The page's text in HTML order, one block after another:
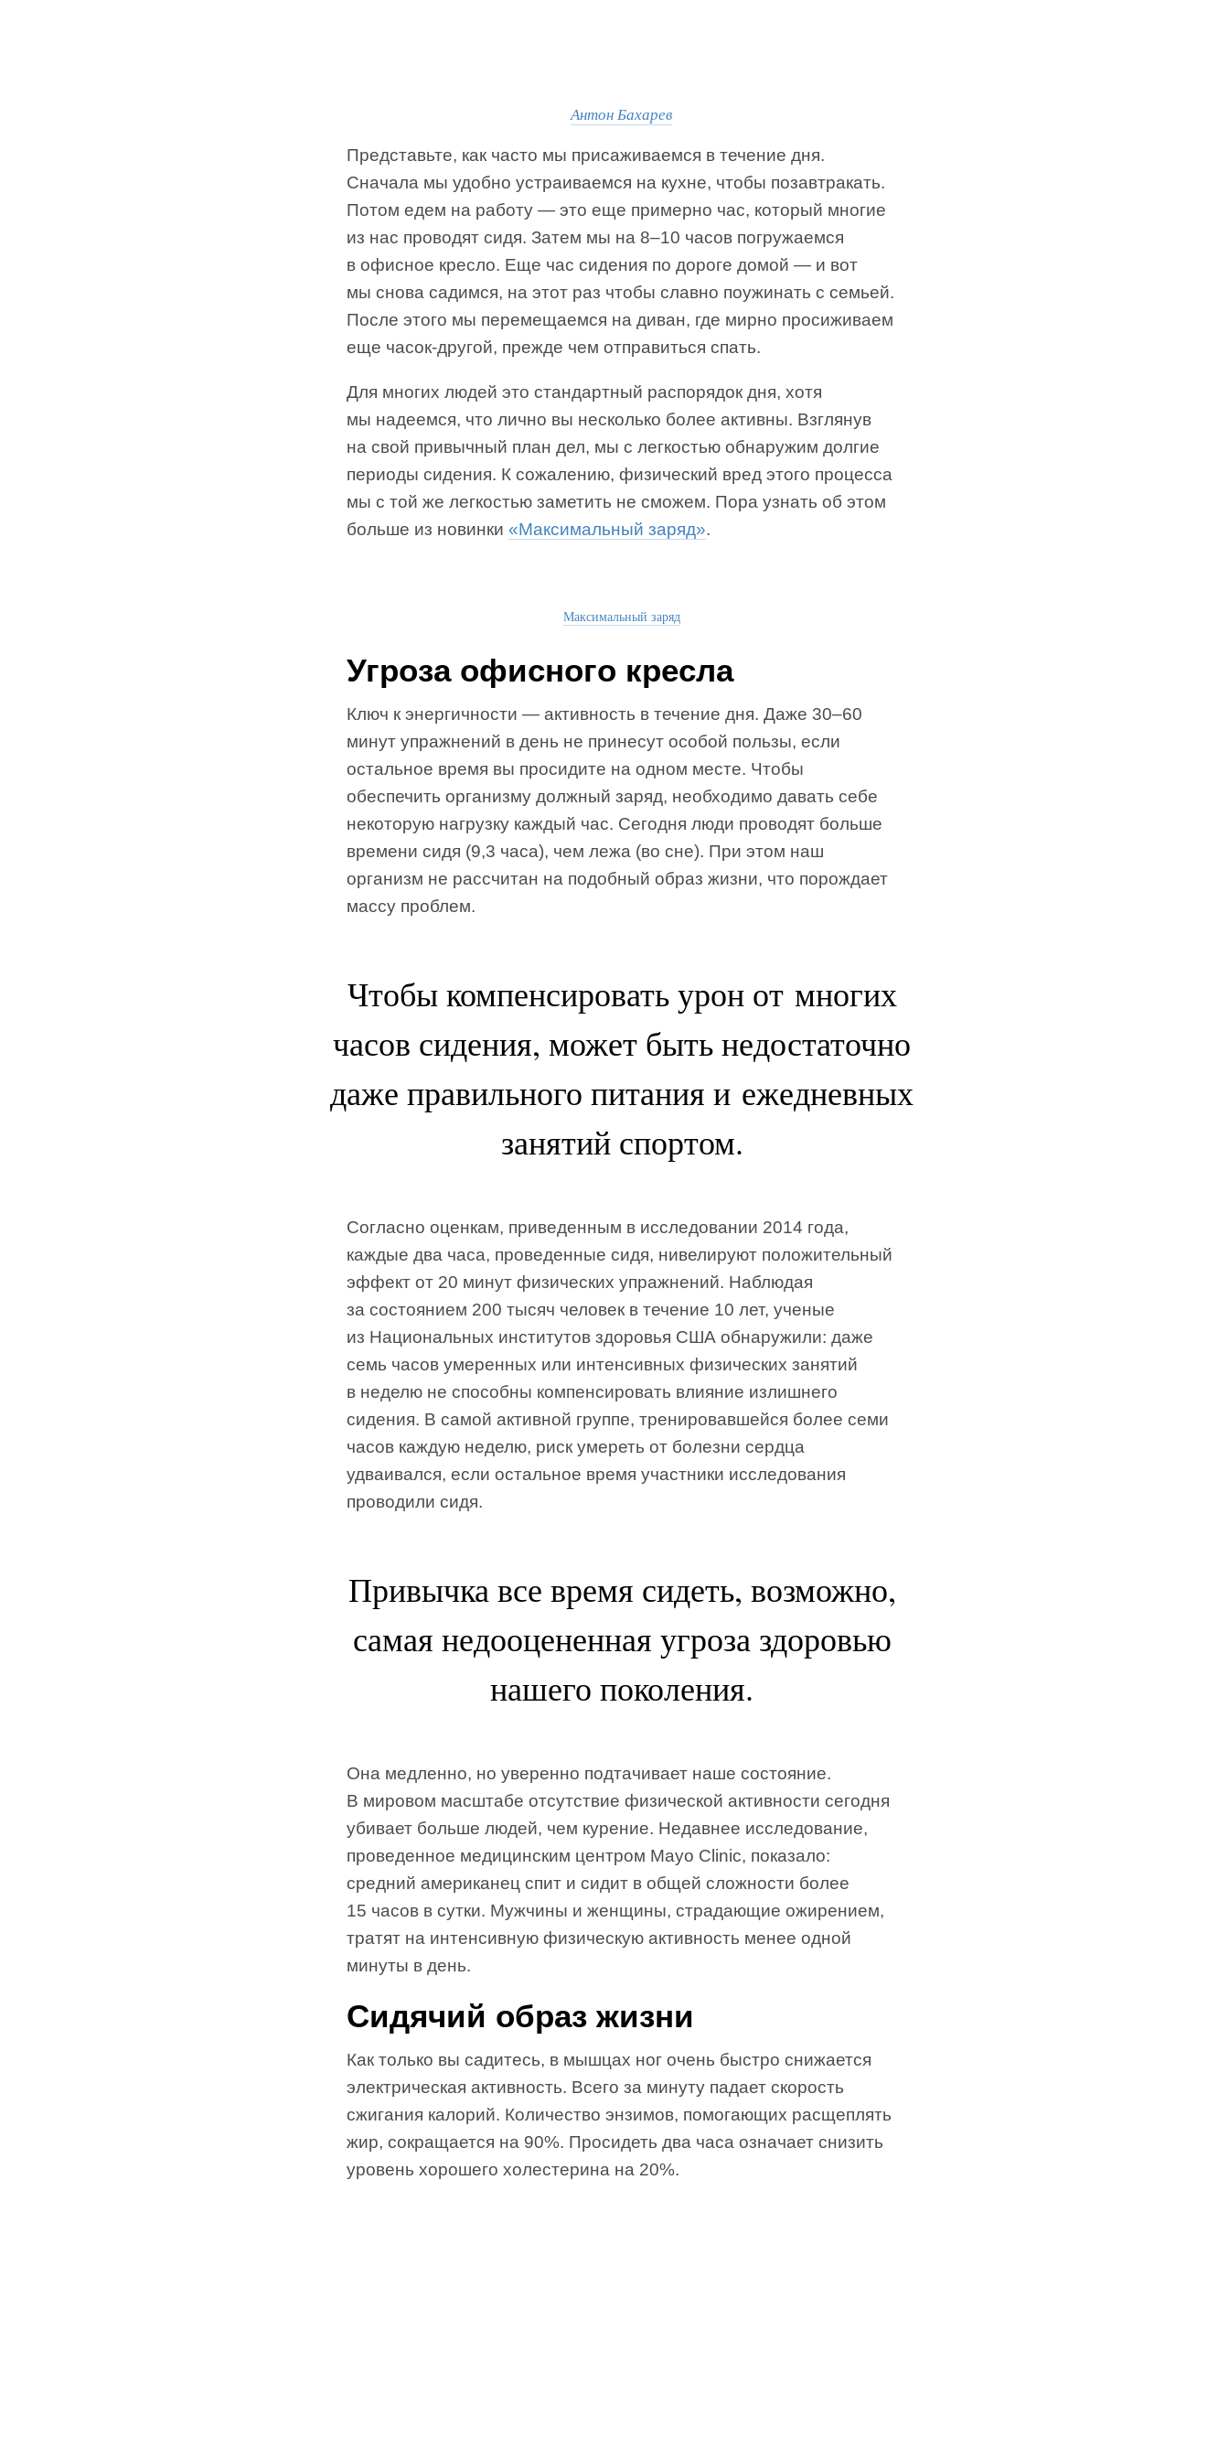
Антон Бахарев
Представьте, как часто мы присаживаемся в течение дня.
Сначала мы удобно устраиваемся на кухне, чтобы позавтракать.
Потом едем на работу — это еще примерно час, который многие
из нас проводят сидя. Затем мы на 8–10 часов погружаемся
в офисное кресло. Еще час сидения по дороге домой — и вот
мы снова садимся, на этот раз чтобы славно поужинать с семьей.
После этого мы перемещаемся на диван, где мирно просиживаем
еще часок-другой, прежде чем отправиться спать.
Для многих людей это стандартный распорядок дня, хотя
мы надеемся, что лично вы несколько более активны. Взглянув
на свой привычный план дел, мы с легкостью обнаружим долгие
периоды сидения. К сожалению, физический вред этого процесса
мы с той же легкостью заметить не сможем. Пора узнать об этом
больше из новинки «Максимальный заряд».
Максимальный заряд
Угроза офисного кресла
Ключ к энергичности — активность в течение дня. Даже 30–60
минут упражнений в день не принесут особой пользы, если
остальное время вы просидите на одном месте. Чтобы
обеспечить организму должный заряд, необходимо давать себе
некоторую нагрузку каждый час. Сегодня люди проводят больше
времени сидя (9,3 часа), чем лежа (во сне). При этом наш
организм не рассчитан на подобный образ жизни, что порождает
массу проблем.
Чтобы компенсировать урон от многих
часов сидения, может быть недостаточно
даже правильного питания и ежедневных
занятий спортом.
Согласно оценкам, приведенным в исследовании 2014 года,
каждые два часа, проведенные сидя, нивелируют положительный
эффект от 20 минут физических упражнений. Наблюдая
за состоянием 200 тысяч человек в течение 10 лет, ученые
из Национальных институтов здоровья США обнаружили: даже
семь часов умеренных или интенсивных физических занятий
в неделю не способны компенсировать влияние излишнего
сидения. В самой активной группе, тренировавшейся более семи
часов каждую неделю, риск умереть от болезни сердца
удваивался, если остальное время участники исследования
проводили сидя.
Привычка все время сидеть, возможно,
самая недооцененная угроза здоровью
нашего поколения.
Она медленно, но уверенно подтачивает наше состояние.
В мировом масштабе отсутствие физической активности сегодня
убивает больше людей, чем курение. Недавнее исследование,
проведенное медицинским центром Mayo Clinic, показало:
средний американец спит и сидит в общей сложности более
15 часов в сутки. Мужчины и женщины, страдающие ожирением,
тратят на интенсивную физическую активность менее одной
минуты в день.
Сидячий образ жизни
Как только вы садитесь, в мышцах ног очень быстро снижается
электрическая активность. Всего за минуту падает скорость
сжигания калорий. Количество энзимов, помогающих расщеплять
жир, сокращается на 90%. Просидеть два часа означает снизить
уровень хорошего холестерина на 20%.